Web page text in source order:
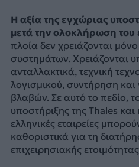
Η αξία της εγχώριας
μετά την ολοκλήρωση του
πλοία δεν χρειάζονται
συστημάτων. Χρειάζονται
ανταλλακτικά, τεχνική
λογισμικού, συντήρηση
βλαβών. Σε αυτό το πεδίο,
υποστήριξης της Thales
ελληνικές εταιρείες
καθοριστικά για τη
επιχειρησιακής